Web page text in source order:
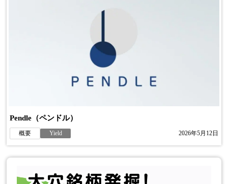
Pendle（ペンドル）
概要 Yield 2026年5月12日